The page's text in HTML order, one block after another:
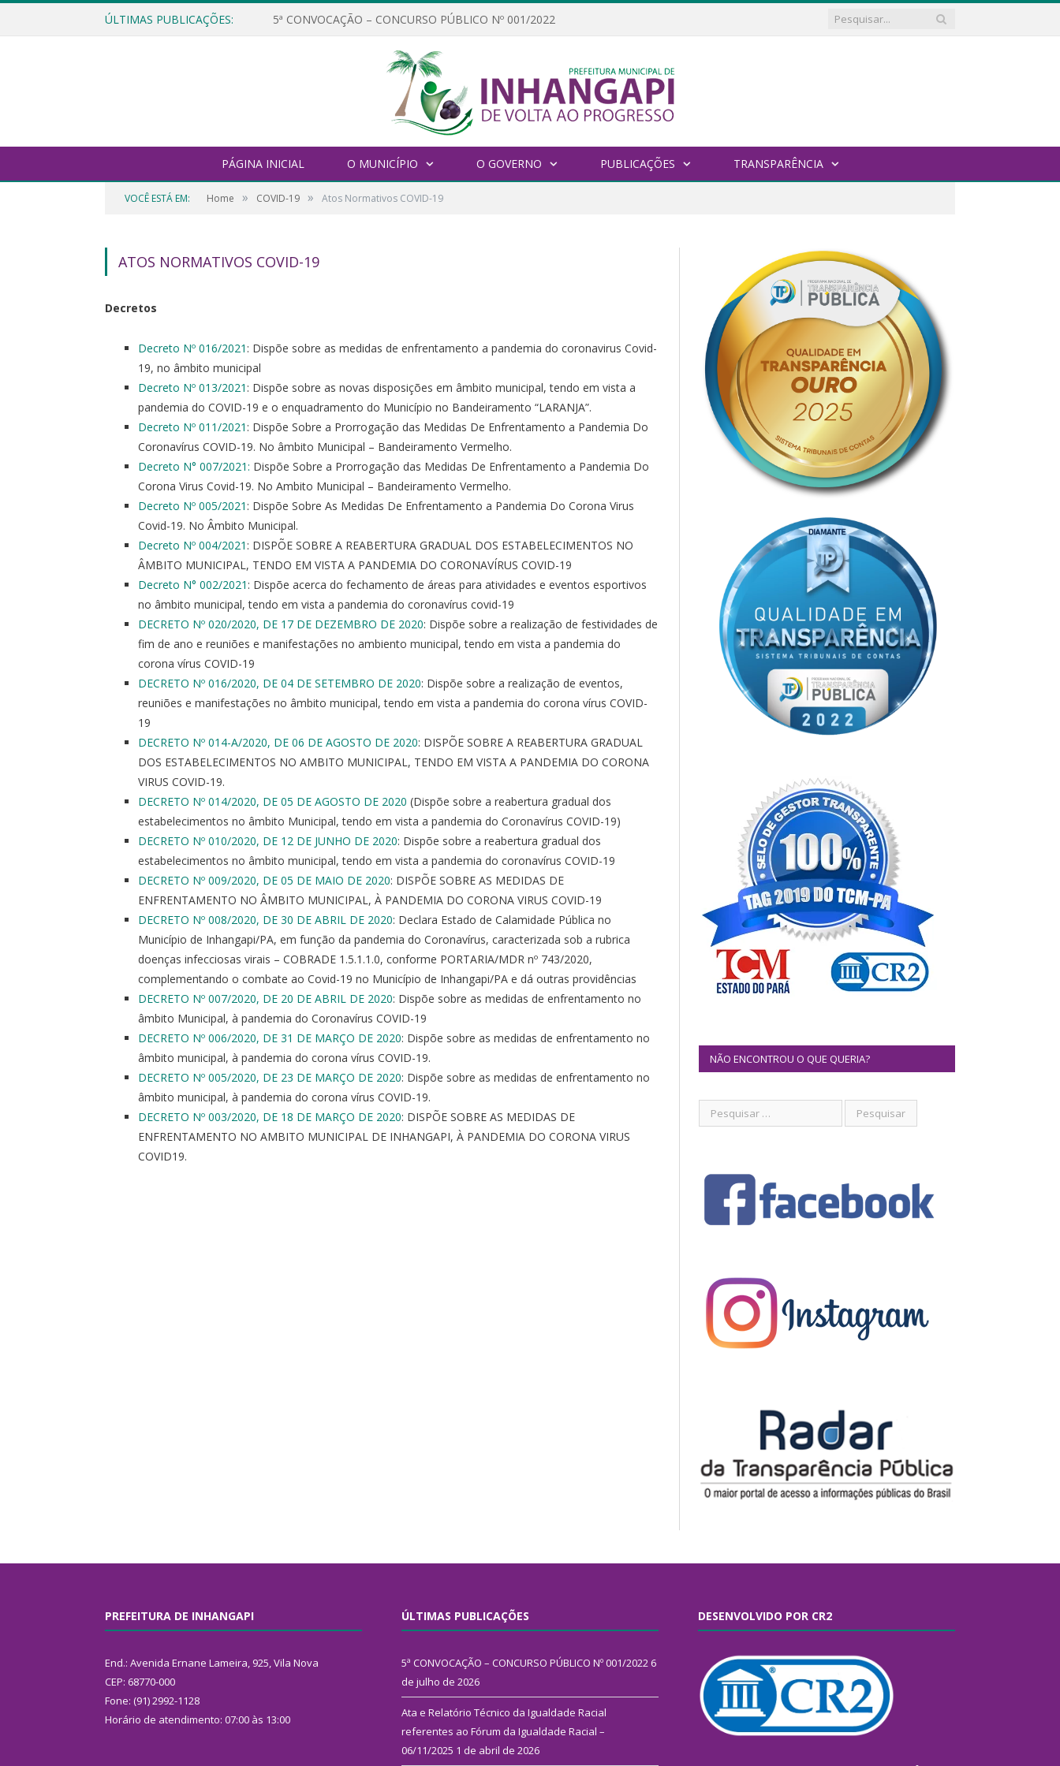
ÚLTIMAS PUBLICAÇÕES: 5ª CONVOCAÇÃO – CONCURSO PÚBLICO Nº 001/2022
PÁGINA INICIAL O MUNICÍPIO O GOVERNO PUBLICAÇÕES TRANSPARÊNCIA
VOCÊ ESTÁ EM: Home » COVID-19 » Atos Normativos COVID-19
ATOS NORMATIVOS COVID-19
Decretos
Decreto Nº 016/2021 : Dispõe sobre as medidas de enfrentamento a pandemia do coronavirus Covid-
19, no âmbito municipal
Decreto Nº 013/2021 : Dispõe sobre as novas disposições em âmbito municipal, tendo em vista a
pandemia do COVID-19 e o enquadramento do Município no Bandeiramento “LARANJA”.
Decreto Nº 011/2021 : Dispõe Sobre a Prorrogação das Medidas De Enfrentamento a Pandemia Do
Coronavírus COVID-19. No âmbito Municipal – Bandeiramento Vermelho.
Decreto N° 007/2021: Dispõe Sobre a Prorrogação das Medidas De Enfrentamento a Pandemia Do
Corona Virus Covid-19. No Ambito Municipal – Bandeiramento Vermelho.
Decreto Nº 005/2021 : Dispõe Sobre As Medidas De Enfrentamento a Pandemia Do Corona Virus
Covid-19. No Âmbito Municipal.
Decreto Nº 004/2021 : DISPÕE SOBRE A REABERTURA GRADUAL DOS ESTABELECIMENTOS NO
ÂMBITO MUNICIPAL, TENDO EM VISTA A PANDEMIA DO CORONAVÍRUS COVID-19
Decreto N° 002/2021 : Dispõe acerca do fechamento de áreas para atividades e eventos esportivos
no âmbito municipal, tendo em vista a pandemia do coronavírus covid-19
DECRETO Nº 020/2020, DE 17 DE DEZEMBRO DE 2020: Dispõe sobre a realização de festividades de
fim de ano e reuniões e manifestações no ambiento municipal, tendo em vista a pandemia do
corona vírus COVID-19
DECRETO Nº 016/2020, DE 04 DE SETEMBRO DE 2020: Dispõe sobre a realização de eventos,
reuniões e manifestações no âmbito municipal, tendo em vista a pandemia do corona vírus COVID-
19
DECRETO Nº 014-A/2020, DE 06 DE AGOSTO DE 2020: DISPÕE SOBRE A REABERTURA GRADUAL
DOS ESTABELECIMENTOS NO AMBITO MUNICIPAL, TENDO EM VISTA A PANDEMIA DO CORONA
VIRUS COVID-19.
DECRETO Nº 014/2020, DE 05 DE AGOSTO DE 2020 (Dispõe sobre a reabertura gradual dos
estabelecimentos no âmbito Municipal, tendo em vista a pandemia do Coronavírus COVID-19)
DECRETO Nº 010/2020, DE 12 DE JUNHO DE 2020: Dispõe sobre a reabertura gradual dos
estabelecimentos no âmbito municipal, tendo em vista a pandemia do coronavírus COVID-19
DECRETO Nº 009/2020, DE 05 DE MAIO DE 2020: DISPÕE SOBRE AS MEDIDAS DE
ENFRENTAMENTO NO ÂMBITO MUNICIPAL, À PANDEMIA DO CORONA VIRUS COVID-19
DECRETO Nº 008/2020, DE 30 DE ABRIL DE 2020: Declara Estado de Calamidade Pública no
Município de Inhangapi/PA, em função da pandemia do Coronavírus, caracterizada sob a rubrica
doenças infecciosas virais – COBRADE 1.5.1.1.0, conforme PORTARIA/MDR nº 743/2020,
complementando o combate ao Covid-19 no Município de Inhangapi/PA e dá outras providências
DECRETO Nº 007/2020, DE 20 DE ABRIL DE 2020: Dispõe sobre as medidas de enfrentamento no
âmbito Municipal, à pandemia do Coronavírus COVID-19
DECRETO Nº 006/2020, DE 31 DE MARÇO DE 2020: Dispõe sobre as medidas de enfrentamento no
âmbito municipal, à pandemia do corona vírus COVID-19.
DECRETO Nº 005/2020, DE 23 DE MARÇO DE 2020: Dispõe sobre as medidas de enfrentamento no
âmbito municipal, à pandemia do corona vírus COVID-19.
DECRETO Nº 003/2020, DE 18 DE MARÇO DE 2020: DISPÕE SOBRE AS MEDIDAS DE
ENFRENTAMENTO NO AMBITO MUNICIPAL DE INHANGAPI, À PANDEMIA DO CORONA VIRUS
COVID19.
NÃO ENCONTROU O QUE QUERIA?
PREFEITURA DE INHANGAPI
End.: Avenida Ernane Lameira, 925, Vila Nova
CEP: 68770-000
Fone: (91) 2992-1128
Horário de atendimento: 07:00 às 13:00
ÚLTIMAS PUBLICAÇÕES
5ª CONVOCAÇÃO – CONCURSO PÚBLICO Nº 001/2022 6
de julho de 2026
Ata e Relatório Técnico da Igualdade Racial
referentes ao Fórum da Igualdade Racial –
06/11/2025 1 de abril de 2026
DESENVOLVIDO POR CR2